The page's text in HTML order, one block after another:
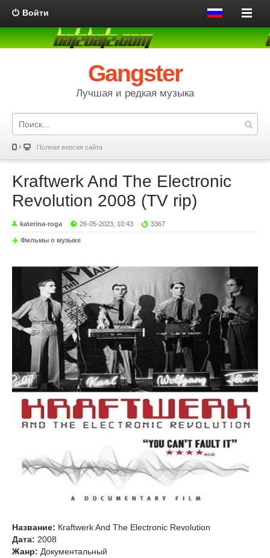
Войти
Gangster
Лучшая и редкая музыка
Полная версия сайта
Kraftwerk And The Electronic
Revolution 2008 (TV rip)
katerina-roga 26-05-2023, 10:43 3367
Фильмы о музыке
Название: Кraftwerk And The Electronic Revolution
Дата: 2008
Жанр: Документальный